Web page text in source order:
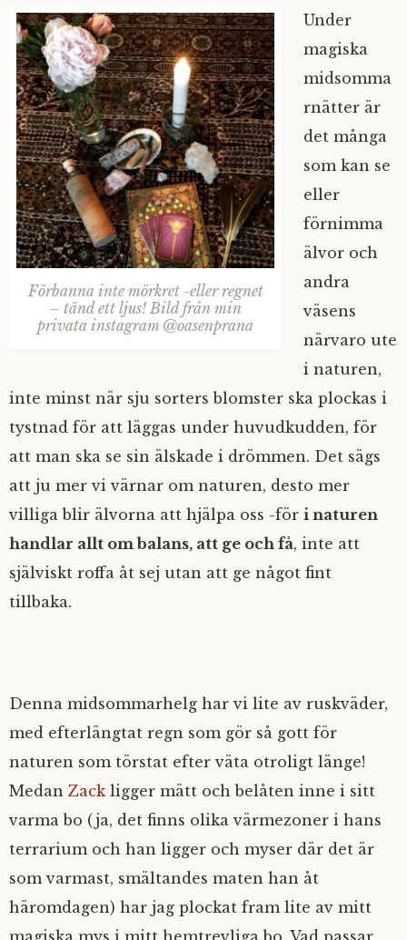
Förbanna inte mörkret -eller regnet
– tänd ett ljus! Bild från min
privata instagram @oasenprana
Under
magiska
midsomma
rnätter är
det många
som kan se
eller
förnimma
älvor och
andra
väsens
närvaro ute
i naturen,
inte minst när sju sorters blomster ska plockas i
tystnad för att läggas under huvudkudden, för
att man ska se sin älskade i drömmen. Det sägs
att ju mer vi värnar om naturen, desto mer
villiga blir älvorna att hjälpa oss -för i naturen
handlar allt om balans, att ge och få, inte att
själviskt roffa åt sej utan att ge något fint
tillbaka.
Denna midsommarhelg har vi lite av ruskväder,
med efterlängtat regn som gör så gott för
naturen som törstat efter väta otroligt länge!
Medan Zack ligger mätt och belåten inne i sitt
varma bo (ja, det finns olika värmezoner i hans
terrarium och han ligger och myser där det är
som varmast, smältandes maten han åt
häromdagen) har jag plockat fram lite av mitt
magiska mys i mitt hemtrevliga bo. Vad passar